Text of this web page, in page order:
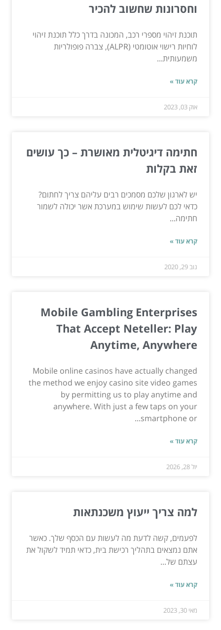
וחסרונות שחשוב להכיר
תוכנת זיהוי מספרי רכב, המכונה בדרך כלל תוכנת זיהוי
לוחיות רישוי אוטומטי (ALPR), צברה פופולריות
משמעותית...
קרא עוד »
אוק 03, 2023
חתימה דיגיטלית מאושרת – כך עושים
זאת בקלות
יש לארגון שלכם מסמכים רבים עליהם צריך לחתום?
כדאי לכם לעשות שימוש במערכת אשר יכולה לשמור
חתימה...
קרא עוד »
נוב 29, 2020
Mobile Gambling Enterprises
That Accept Neteller: Play
Anytime, Anywhere
Mobile online casinos have actually changed
the method we enjoy casino site video games
by permitting us to play anytime and
anywhere. With just a few taps on your
smartphone or...
קרא עוד »
יול 28, 2026
למה צריך ייעוץ משכנתאות
לפעמים, קשה לדעת מה לעשות עם הכסף שלך. כאשר
אתם נמצאים בתהליך רכישת בית, כדאי תמיד לשקול את
עצתם של...
קרא עוד »
מאי 30, 2023